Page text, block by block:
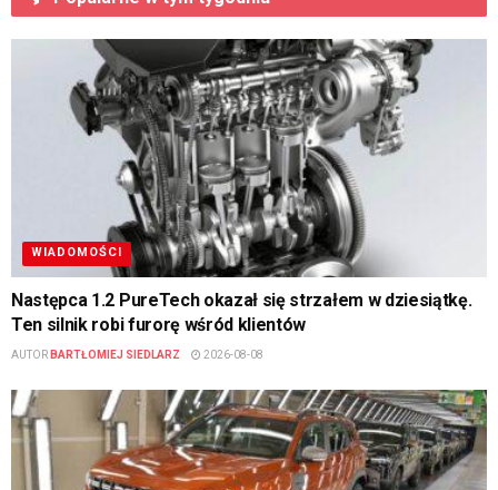
WIADOMOŚCI
Następca 1.2 PureTech okazał się strzałem w dziesiątkę.
Ten silnik robi furorę wśród klientów
AUTOR BARTŁOMIEJ SIEDLARZ 2026-08-08